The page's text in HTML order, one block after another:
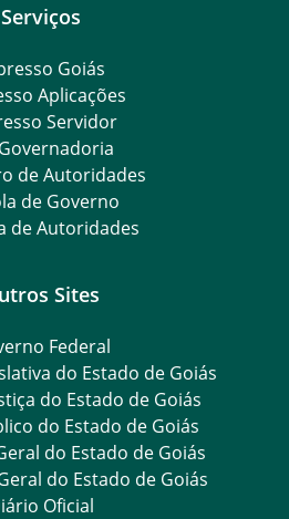
Serviços
Goiás
Aplicações
Servidor
de Autoridades
de Governo
de Autoridades
Sites
Federal
do Estado de Goiás
do Estado de Goiás
do Estado de Goiás
do Estado de Goiás
do Estado de Goiás
Oficial